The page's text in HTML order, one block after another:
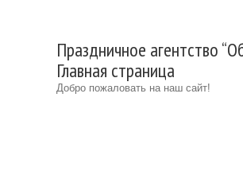
Праздничное агентство
Главная страница
Добро пожаловать на наш сайт!